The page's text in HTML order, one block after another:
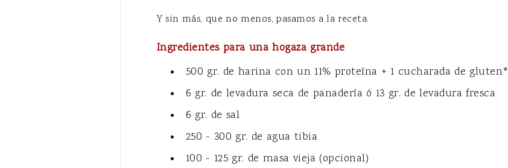
Y sin más, que no menos, pasamos a la receta.
Ingredientes para una hogaza grande
500 gr. de harina con un 11% proteína + 1 cucharada de gluten*
6 gr. de levadura seca de panadería ó 13 gr. de levadura fresca
6 gr. de sal
250 - 300 gr. de agua tibia
100 - 125 gr. de masa vieja (opcional)